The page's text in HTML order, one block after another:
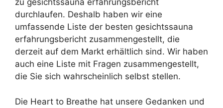
zu gesichtssauna erfahrungsbericht
durchlaufen. Deshalb haben wir eine
umfassende Liste der besten gesichtssauna
erfahrungsbericht zusammengestellt, die
derzeit auf dem Markt erhältlich sind. Wir haben
auch eine Liste mit Fragen zusammengestellt,
die Sie sich wahrscheinlich selbst stellen.
Die Heart to Breathe hat unsere Gedanken und